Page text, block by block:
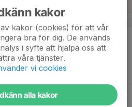
med F16
kakor
kakor (cookies) för att vår
bra för dig. De används
i syfte att hjälpa oss att
våra tjänster.
vi cookies
alla kakor